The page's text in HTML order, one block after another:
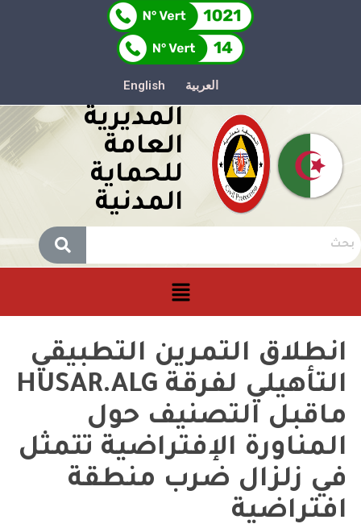
العربية English
المديرية
العامة
للحماية
المدنية
انطلاق التمرين التطبيقي
التأهيلي لفرقة HUSAR.ALG
ماقبل التصنيف حول
المناورة الإفتراضية تتمثل
في زلزال ضرب منطقة
افتراضية